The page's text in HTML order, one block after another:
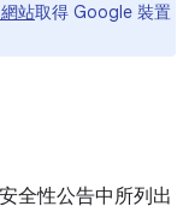
站取得 Google 裝置
全性公告中所列出